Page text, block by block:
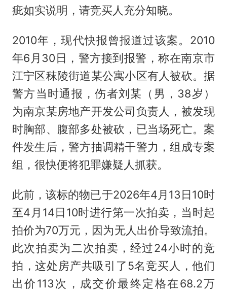
疵如实说明，请竞买人充分知晓。
2010年，现代快报曾报道过该案。2010
年6月30日，警方接到报警，称在南京市
江宁区秣陵街道某公寓小区有人被砍。据
警方当时通报，伤者刘某（男，38岁）
为南京某房地产开发公司负责人，被发现
时胸部、腹部多处被砍，已当场死亡。案
件发生后，警方抽调精干警力，组成专案
组，很快便将犯罪嫌疑人抓获。
此前，该标的物已于2026年4月13日10时
至4月14日10时进行第一次拍卖，当时起
拍价为70万元，因为无人出价导致流拍。
此次拍卖为二次拍卖，经过24小时的竞
拍，这处房产共吸引了5名竞买人，他们
出价113次，成交价最终定格在68.2万